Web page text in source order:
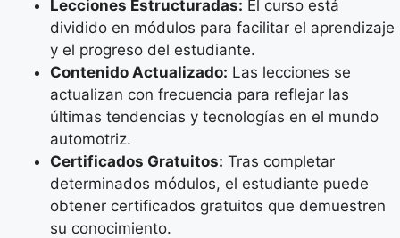
Lecciones Estructuradas: El curso está
dividido en módulos para facilitar el aprendizaje
y el progreso del estudiante.
Contenido Actualizado: Las lecciones se
actualizan con frecuencia para reflejar las
últimas tendencias y tecnologías en el mundo
automotriz.
Certificados Gratuitos: Tras completar
determinados módulos, el estudiante puede
obtener certificados gratuitos que demuestren
su conocimiento.